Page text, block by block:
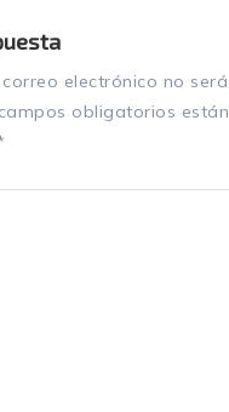
electrónico no será
obligatorios están